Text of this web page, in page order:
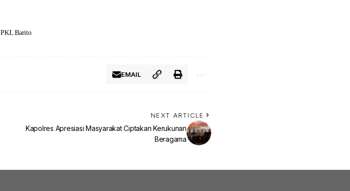
(mediajateng.net)
PKL Barito
EMAIL
NEXT ARTICLE
Kapolres Apresiasi Masyarakat Ciptakan Kerukunan
Beragama